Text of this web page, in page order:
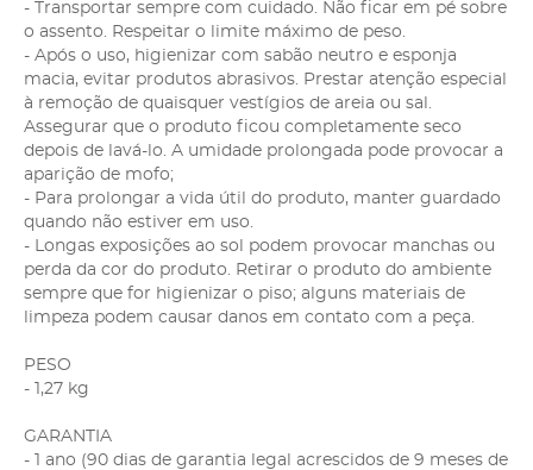
- Transportar sempre com cuidado. Não ficar em pé sobre
o assento. Respeitar o limite máximo de peso.
- Após o uso, higienizar com sabão neutro e esponja
macia, evitar produtos abrasivos. Prestar atenção especial
à remoção de quaisquer vestígios de areia ou sal.
Assegurar que o produto ficou completamente seco
depois de lavá-lo. A umidade prolongada pode provocar a
aparição de mofo;
- Para prolongar a vida útil do produto, manter guardado
quando não estiver em uso.
- Longas exposições ao sol podem provocar manchas ou
perda da cor do produto. Retirar o produto do ambiente
sempre que for higienizar o piso; alguns materiais de
limpeza podem causar danos em contato com a peça.
PESO
- 1,27 kg
GARANTIA
- 1 ano (90 dias de garantia legal acrescidos de 9 meses de